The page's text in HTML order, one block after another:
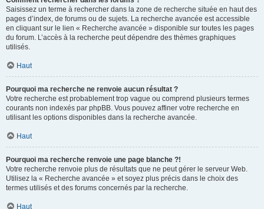
Saisissez un terme à rechercher dans la zone de recherche située en haut des
pages d’index, de forums ou de sujets. La recherche avancée est accessible
en cliquant sur le lien « Recherche avancée » disponible sur toutes les pages
du forum. L’accès à la recherche peut dépendre des thèmes graphiques
utilisés.
Haut
Pourquoi ma recherche ne renvoie aucun résultat ?
Votre recherche est probablement trop vague ou comprend plusieurs termes
courants non indexés par phpBB. Vous pouvez affiner votre recherche en
utilisant les options disponibles dans la recherche avancée.
Haut
Pourquoi ma recherche renvoie une page blanche ?!
Votre recherche renvoie plus de résultats que ne peut gérer le serveur Web.
Utilisez la « Recherche avancée » et soyez plus précis dans le choix des
termes utilisés et des forums concernés par la recherche.
Haut